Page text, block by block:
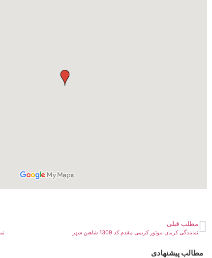
مطلب قبلی
نمایندگی کرمان موتور کریمی مقدم کد 1309 شاهین شهر
مطالب پیشنهادی